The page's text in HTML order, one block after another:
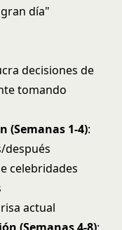
día"
decisiones de
tomando
(Semanas 1-4):
después
celebridades
actual